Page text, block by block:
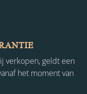
verkopen, geldt een
het moment van